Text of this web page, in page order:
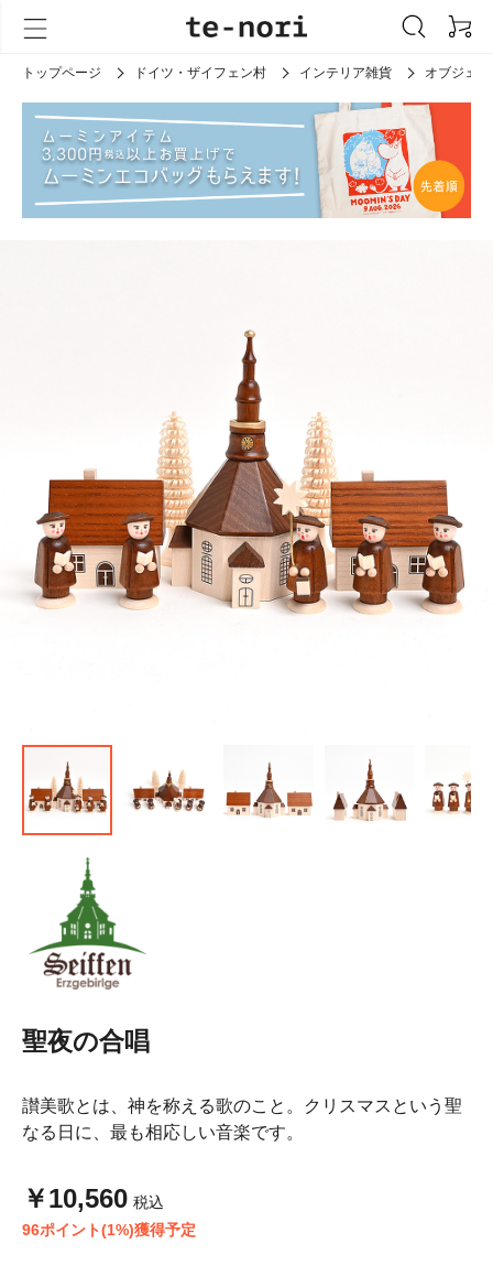
トップページ ドイツ・ザイフェン村 インテリア雑貨 オブジェ
聖夜の合唱
讃美歌とは、神を称える歌のこと。クリスマスという聖
なる日に、最も相応しい音楽です。
￥10,560 税込
96ポイント(1%)獲得予定